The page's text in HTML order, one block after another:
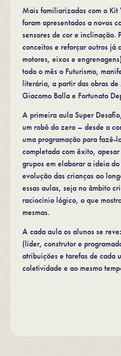
Mais familiarizados com o
foram apresentados a novos
sensores de cor e inclinação.
conceitos e reforçar outros já
motores, eixos e
todo o mês o Futurismo,
literária, a partir das obras
Giacomo Balla e Fortunato
A primeira aula Super
um robô do zero – desde a
uma programação para fazê-
completada com êxito,
grupos em elaborar a ideia
evolução das crianças ao
essas aulas, seja no âmbito
raciocínio lógico, o que
mesmas.
A cada aula os alunos se
(líder, construtor e
atribuições e tarefas de cada
coletividade e ao mesmo